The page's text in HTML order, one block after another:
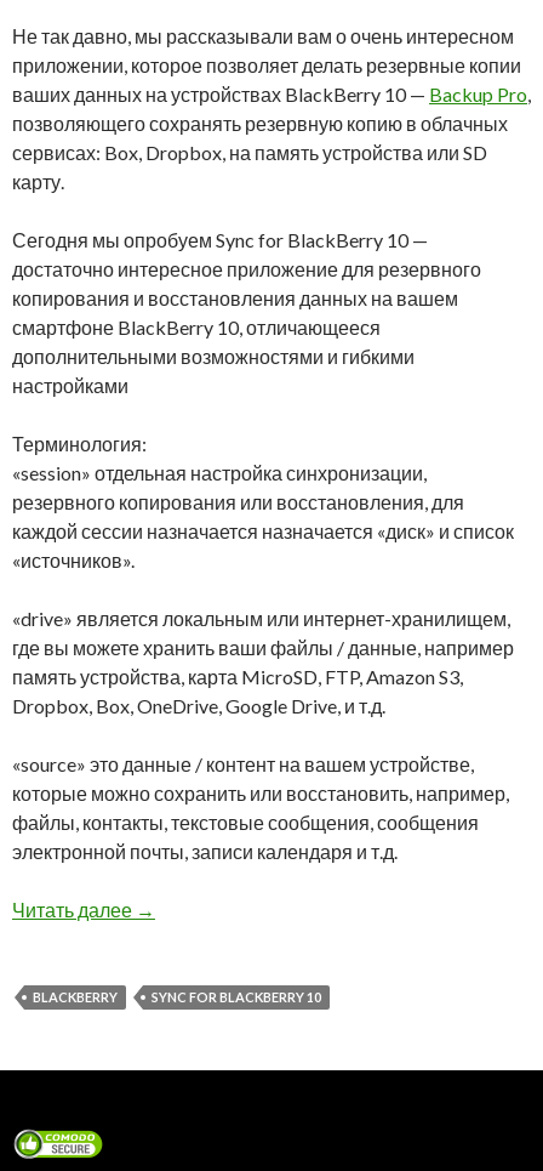
Не так давно, мы рассказывали вам о очень интересном
приложении, которое позволяет делать резервные копии
ваших данных на устройствах BlackBerry 10 — Backup Pro,
позволяющего сохранять резервную копию в облачных
сервисах: Box, Dropbox, на память устройства или SD
карту.
Сегодня мы опробуем Sync for BlackBerry 10 —
достаточно интересное приложение для резервного
копирования и восстановления данных на вашем
смартфоне BlackBerry 10, отличающееся
дополнительными возможностями и гибкими
настройками
Терминология:
«session» отдельная настройка синхронизации,
резервного копирования или восстановления, для
каждой сессии назначается назначается «диск» и список
«источников».
«drive» является локальным или интернет-хранилищем,
где вы можете хранить ваши файлы / данные, например
память устройства, карта MicroSD, FTP, Amazon S3,
Dropbox, Box, OneDrive, Google Drive, и т.д.
«source» это данные / контент на вашем устройстве,
которые можно сохранить или восстановить, например,
файлы, контакты, текстовые сообщения, сообщения
электронной почты, записи календаря и т.д.
Читать далее Резервное копирование данных с помощью
→
BLACKBERRY SYNC FOR BLACKBERRY 10